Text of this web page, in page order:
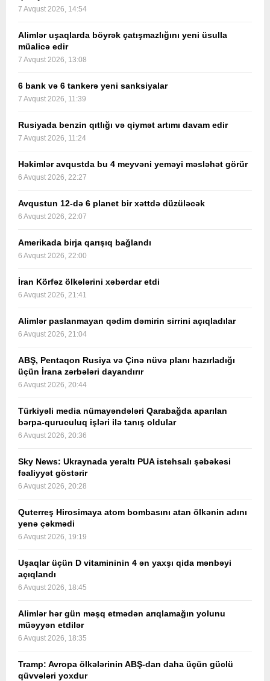
7 Avqust 2026, 14:54
Alimlər uşaqlarda böyrək çatışmazlığını yeni üsulla
müalicə edir
7 Avqust 2026, 13:08
6 bank və 6 tankerə yeni sanksiyalar
7 Avqust 2026, 11:39
Rusiyada benzin qıtlığı və qiymət artımı davam edir
7 Avqust 2026, 11:24
Həkimlər avqustda bu 4 meyvəni yeməyi məsləhət görür
6 Avqust 2026, 22:27
Avqustun 12-də 6 planet bir xəttdə düzüləcək
6 Avqust 2026, 22:07
Amerikada birja qarışıq bağlandı
6 Avqust 2026, 22:00
İran Körfəz ölkələrini xəbərdar etdi
6 Avqust 2026, 21:41
Alimlər paslanmayan qədim dəmirin sirrini açıqladılar
6 Avqust 2026, 21:04
ABŞ, Pentaqon Rusiya və Çinə nüvə planı hazırladığı
üçün İrana zərbələri dayandırır
6 Avqust 2026, 20:44
Türkiyəli media nümayəndələri Qarabağda aparılan
bərpa-quruculuq işləri ilə tanış oldular
6 Avqust 2026, 20:36
Sky News: Ukraynada yeraltı PUA istehsalı şəbəkəsi
fəaliyyət göstərir
6 Avqust 2026, 20:28
Quterreş Hirosimaya atom bombasını atan ölkənin adını
yenə çəkmədi
6 Avqust 2026, 19:19
Uşaqlar üçün D vitamininin 4 ən yaxşı qida mənbəyi
açıqlandı
6 Avqust 2026, 18:45
Alimlər hər gün məşq etmədən arıqlamağın yolunu
müəyyən etdilər
6 Avqust 2026, 18:35
Tramp: Avropa ölkələrinin ABŞ-dan daha üçün güclü
qüvvələri yoxdur